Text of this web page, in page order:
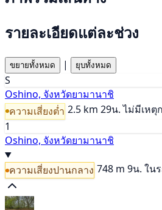
รายละเอียดแต่ละช่วง
ขยายทั้งหมด | ยุบทั้งหมด
S
Oshino, จังหวัดยามานาชิ
ความเสี่ยงต่ำ 2.5 km 29น. ไม่มีเหตุ
1
Oshino, จังหวัดยามานาชิ
ความเสี่ยงปานกลาง 748 m 9น. ใน